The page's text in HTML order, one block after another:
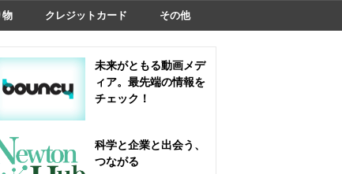
物 クレジットカード その他
未来がともる動画メデ
ィア。最先端の情報を
チェック！
科学と企業と出会う、
つながる